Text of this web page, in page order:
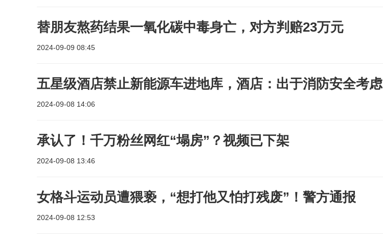
替朋友熬药结果一氧化碳中毒身亡，对方判赔23万元
2024-09-09 08:45
五星级酒店禁止新能源车进地库，酒店：出于消防安全考虑
2024-09-08 14:06
承认了！千万粉丝网红“塌房”？视频已下架
2024-09-08 13:46
女格斗运动员遭猥亵，“想打他又怕打残废”！警方通报
2024-09-08 12:53